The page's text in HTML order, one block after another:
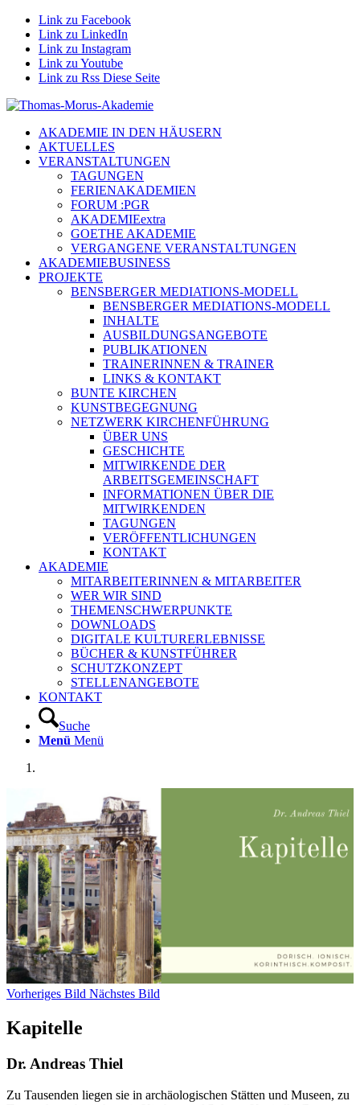
Link zu Facebook
Link zu LinkedIn
Link zu Instagram
Link zu Youtube
Link zu Rss Diese Seite
AKADEMIE IN DEN HÄUSERN
AKTUELLES
VERANSTALTUNGEN
TAGUNGEN
FERIENAKADEMIEN
FORUM :PGR
AKADEMIEextra
GOETHE AKADEMIE
VERGANGENE VERANSTALTUNGEN
AKADEMIEBUSINESS
PROJEKTE
BENSBERGER MEDIATIONS-MODELL
BENSBERGER MEDIATIONS-MODELL
INHALTE
AUSBILDUNGSANGEBOTE
PUBLIKATIONEN
TRAINERINNEN & TRAINER
LINKS & KONTAKT
BUNTE KIRCHEN
KUNSTBEGEGNUNG
NETZWERK KIRCHENFÜHRUNG
ÜBER UNS
GESCHICHTE
MITWIRKENDE DER
ARBEITSGEMEINSCHAFT
INFORMATIONEN ÜBER DIE
MITWIRKENDEN
TAGUNGEN
VERÖFFENTLICHUNGEN
KONTAKT
AKADEMIE
MITARBEITERINNEN & MITARBEITER
WER WIR SIND
THEMENSCHWERPUNKTE
DOWNLOADS
DIGITALE KULTURERLEBNISSE
BÜCHER & KUNSTFÜHRER
SCHUTZKONZEPT
STELLENANGEBOTE
KONTAKT
Suche
Menü Menü
Vorheriges Bild Nächstes Bild
Kapitelle
Dr. Andreas Thiel
Zu Tausenden liegen sie in archäologischen Stätten und Museen, zu